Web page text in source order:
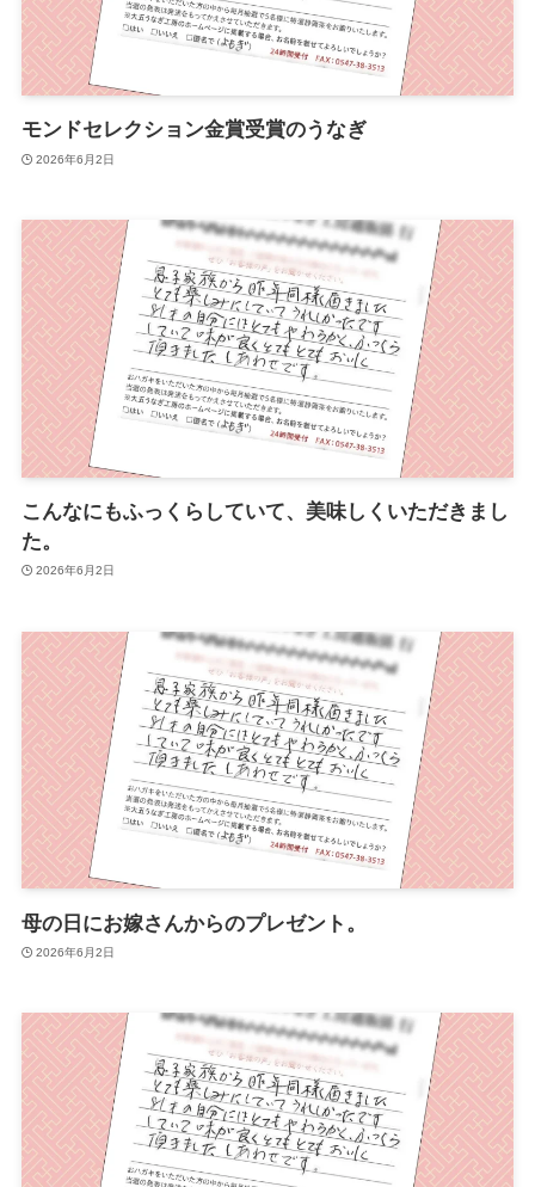
モンドセレクション金賞受賞のうなぎ
2026年6月2日
こんなにもふっくらしていて、美味しくいただきまし
た。
2026年6月2日
母の日にお嫁さんからのプレゼント。
2026年6月2日